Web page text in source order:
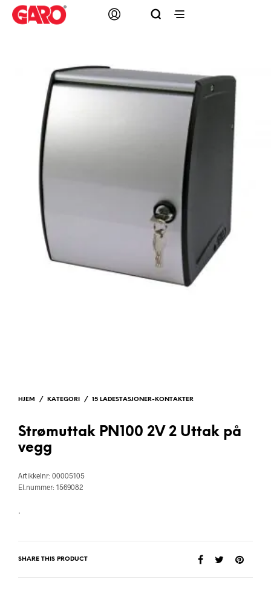
HJEM / KATEGORI / 15 LADESTASJONER-KONTAKTER
Strømuttak PN100 2V 2 Uttak på
vegg
Artikkelnr: 00005105
El.nummer: 1569082
.
SHARE THIS PRODUCT